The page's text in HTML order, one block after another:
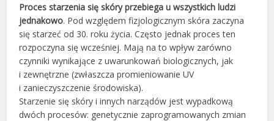
Proces starzenia się skóry przebiega u wszystkich ludzi
jednakowo. Pod względem fizjologicznym skóra zaczyna
się starzeć od 30. roku życia. Często jednak proces ten
rozpoczyna się wcześniej. Mają na to wpływ zarówno
czynniki wynikające z uwarunkowań biologicznych, jak
i zewnętrzne (zwłaszcza promieniowanie UV
i zanieczyszczenie środowiska).
Starzenie się skóry i innych narządów jest wypadkową
dwóch procesów: genetycznie zaprogramowanych zmian